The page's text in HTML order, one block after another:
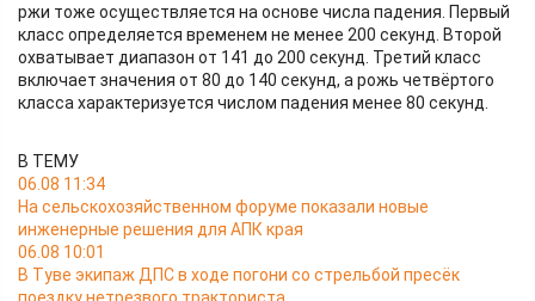
ржи тоже осуществляется на основе числа падения. Первый
класс определяется временем не менее 200 секунд. Второй
охватывает диапазон от 141 до 200 секунд. Третий класс
включает значения от 80 до 140 секунд, а рожь четвёртого
класса характеризуется числом падения менее 80 секунд.
В ТЕМУ
06.08 11:34
На сельскохозяйственном форуме показали новые
инженерные решения для АПК края
06.08 10:01
В Туве экипаж ДПС в ходе погони со стрельбой пресёк